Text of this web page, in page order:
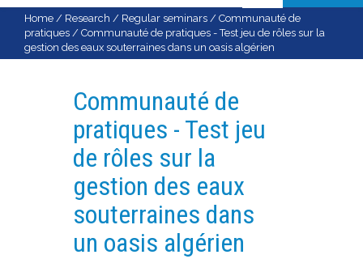
NEWS
EVENTS
CALENDAR OF EVENTS
FLOW CHART
SCIENTIFIC FIELDS
RECRUITMENT
RESEARCH
EXPERIMENTAL PLATFORMS
Home / Research / Regular seminars / Communauté de
pratiques / Communauté de pratiques - Test jeu de rôles sur la
gestion des eaux souterraines dans un oasis algérien
Communauté de
pratiques - Test jeu
de rôles sur la
gestion des eaux
souterraines dans
un oasis algérien